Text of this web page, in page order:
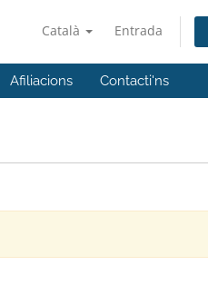
Català Entrada
Afiliacions Contacti'ns